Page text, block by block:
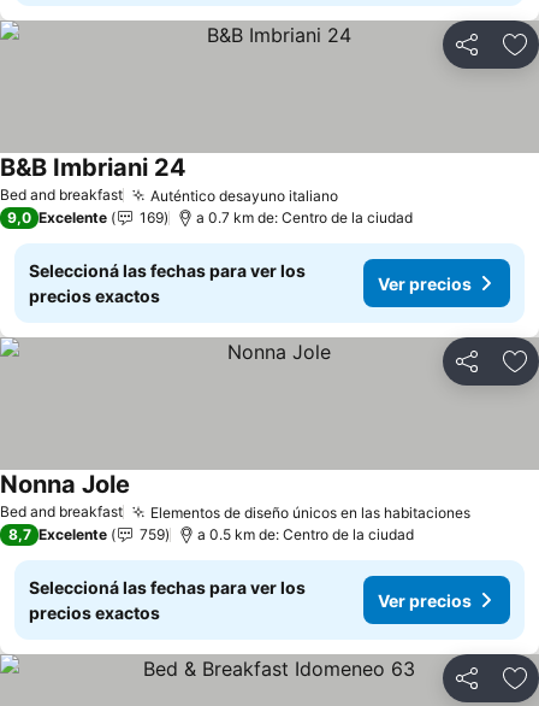
Compartir
Bed and breakfast Auténtico desayuno italianoVer precios
B&B Imbriani 24
9,0 Excelente 169 a 0.7 km de: Centro de la ciudad
Seleccioná las fechas para ver los
precios exactos
Ver precios
Compartir
Bed and breakfast Elementos de diseño únicos en las habitacionesVer
Nonna Jole
8,7 Excelente 759 a 0.5 km de: Centro de la ciudad
Seleccioná las fechas para ver los
precios exactos
Ver precios
Compartir